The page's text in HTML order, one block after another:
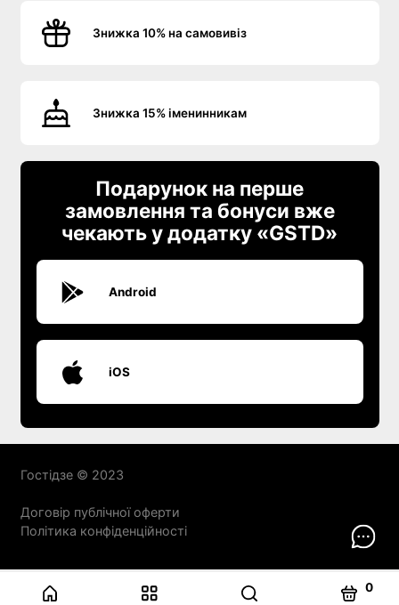
0
Знижка 10% на самовивіз
Знижка 15% іменинникам
Подарунок на перше
замовлення та бонуси вже
чекають у додатку «GSTD»
Android
iOS
Гостідзе © 2023
Договір публічної оферти
Політика конфіденційності